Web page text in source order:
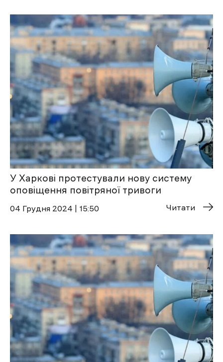
У Харкові протестували нову систему
оповіщення повітряної тривоги
04 Грудня 2024 | 15:50 Читати